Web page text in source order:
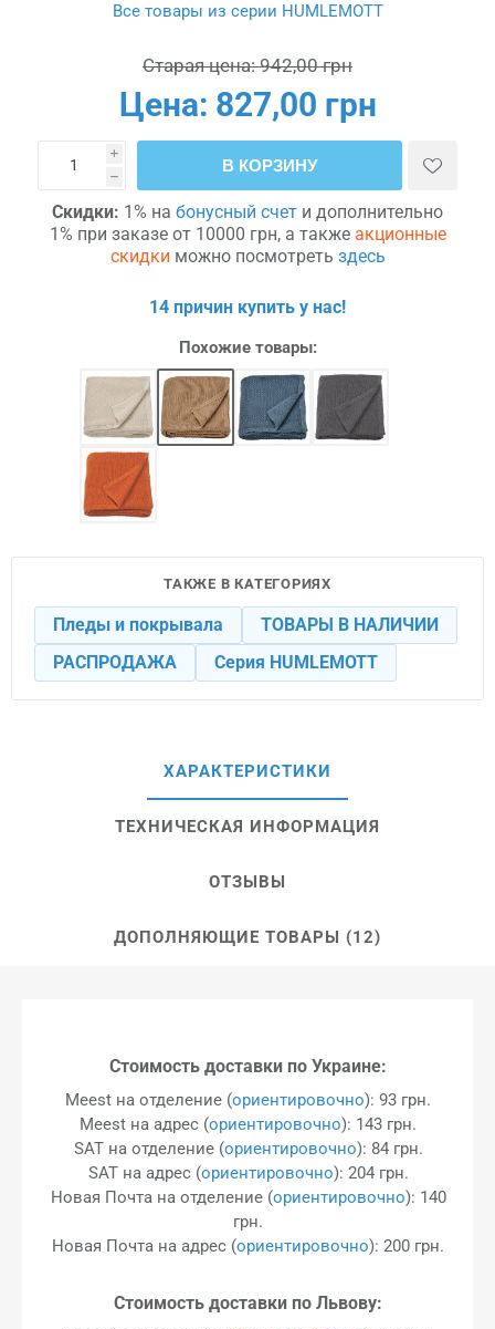
Все товары из серии HUMLEMOTT
Старая цена: 942,00 грн
Цена: 827,00 грн
i
h
В КОРЗИНУ
Скидки: 1% на бонусный счет и дополнительно
1% при заказе от 10000 грн, а также акционные
скидки можно посмотреть здесь
14 причин купить у нас!
Похожие товары:
ТАКЖЕ В КАТЕГОРИЯХ
Пледы и покрывала
ТОВАРЫ В НАЛИЧИИ
РАСПРОДАЖА
Серия HUMLEMOTT
ХАРАКТЕРИСТИКИ
ТЕХНИЧЕСКАЯ ИНФОРМАЦИЯ
ОТЗЫВЫ
ДОПОЛНЯЮЩИЕ ТОВАРЫ (12)
Стоимость доставки по Украине:
Meest на отделение (ориентировочно): 93 грн.
Meest на адрес (ориентировочно): 143 грн.
SAT на отделение (ориентировочно): 84 грн.
SAT на адрес (ориентировочно): 204 грн.
Новая Почта на отделение (ориентировочно): 140
грн.
Новая Почта на адрес (ориентировочно): 200 грн.
Стоимость доставки по Львову: